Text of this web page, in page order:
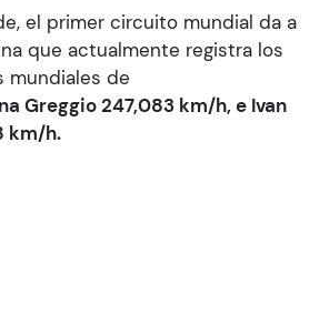
el primer circuito mundial da a
que actualmente registra los
mundiales de
Greggio 247,083 km/h, e Ivan
km/h.